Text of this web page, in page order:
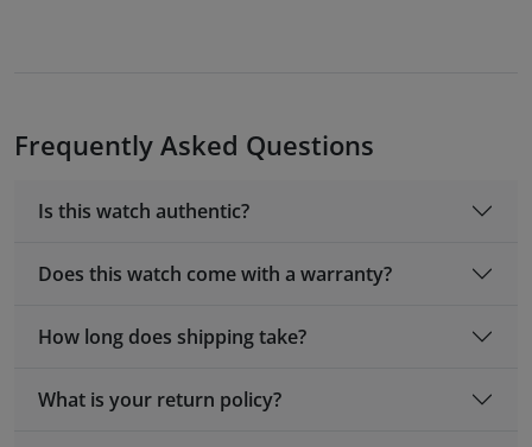
Frequently Asked Questions
Is this watch authentic?
Does this watch come with a warranty?
How long does shipping take?
What is your return policy?